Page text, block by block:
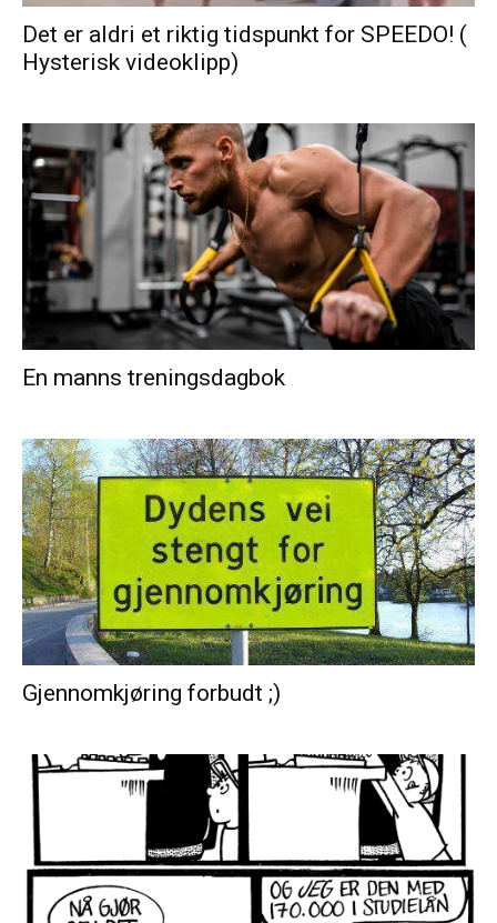
Det er aldri et riktig tidspunkt for SPEEDO! (
Hysterisk videoklipp)
En manns treningsdagbok
Gjennomkjøring forbudt ;)